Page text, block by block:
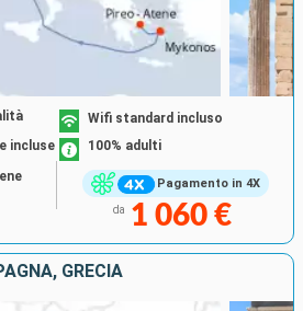
Pagamento in 4X
Wifi standard incluso
incluse
100% adulti
da 1 060 €
GRECIA